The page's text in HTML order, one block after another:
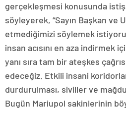
gerçekleşmesi konusunda
söyleyerek, “Sayın Başkan ve
etmediğimizi söylemek
insan acısını en aza indirmek
yanı sıra tam bir ateşkes
edeceğiz. Etkili insani
durdurulması, siviller ve
Bugün Mariupol sakinlerinin